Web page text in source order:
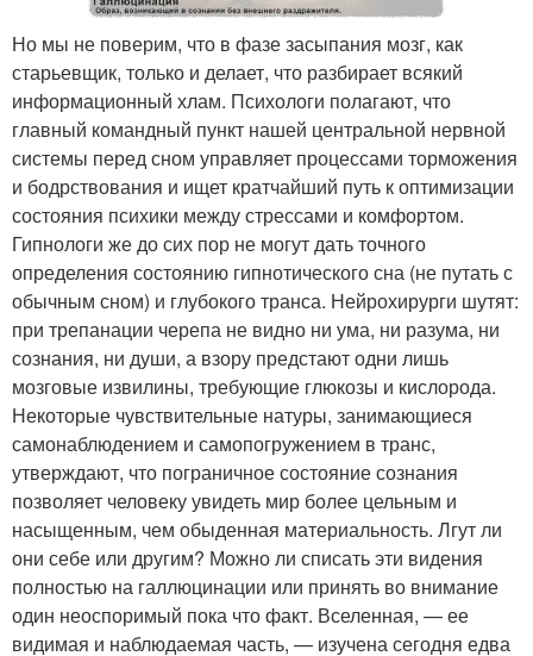
Но мы не поверим, что в фазе засыпания мозг, как
старьевщик, только и делает, что разбирает всякий
информационный хлам. Психологи полагают, что
главный командный пункт нашей центральной нервной
системы перед сном управляет процессами торможения
и бодрствования и ищет кратчайший путь к оптимизации
состояния психики между стрессами и комфортом.
Гипнологи же до сих пор не могут дать точного
определения состоянию гипнотического сна (не путать с
обычным сном) и глубокого транса. Нейрохирурги шутят:
при трепанации черепа не видно ни ума, ни разума, ни
сознания, ни души, а взору предстают одни лишь
мозговые извилины, требующие глюкозы и кислорода.
Некоторые чувствительные натуры, занимающиеся
самонаблюдением и самопогружением в транс,
утверждают, что пограничное состояние сознания
позволяет человеку увидеть мир более цельным и
насыщенным, чем обыденная материальность. Лгут ли
они себе или другим? Можно ли списать эти видения
полностью на галлюцинации или принять во внимание
один неоспоримый пока что факт. Вселенная, — ее
видимая и наблюдаемая часть, — изучена сегодня едва